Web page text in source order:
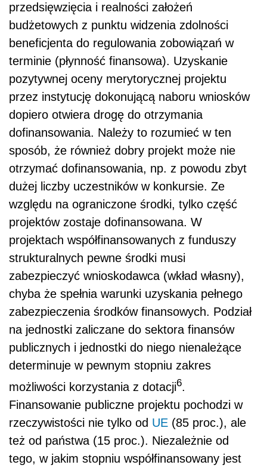
przedsięwzięcia i realności założeń
budżetowych z punktu widzenia zdolności
beneficjenta do regulowania zobowiązań w
terminie (płynność finansowa). Uzyskanie
pozytywnej oceny merytorycznej projektu
przez instytucję dokonującą naboru wniosków
dopiero otwiera drogę do otrzymania
dofinansowania. Należy to rozumieć w ten
sposób, że również dobry projekt może nie
otrzymać dofinansowania, np. z powodu zbyt
dużej liczby uczestników w konkursie. Ze
względu na ograniczone środki, tylko część
projektów zostaje dofinansowana. W
projektach współfinansowanych z funduszy
strukturalnych pewne środki musi
zabezpieczyć wnioskodawca (wkład własny),
chyba że spełnia warunki uzyskania pełnego
zabezpieczenia środków finansowych. Podział
na jednostki zaliczane do sektora finansów
publicznych i jednostki do niego nienależące
determinuje w pewnym stopniu zakres
możliwości korzystania z dotacji6.
Finansowanie publiczne projektu pochodzi w
rzeczywistości nie tylko od UE (85 proc.), ale
też od państwa (15 proc.). Niezależnie od
tego, w jakim stopniu współfinansowany jest